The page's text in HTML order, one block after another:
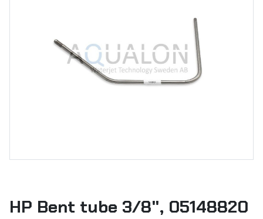
HP Bent tube 3/8", 05148820